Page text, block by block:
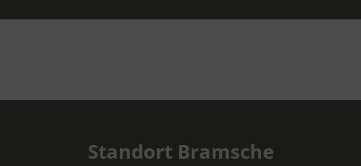
Standort Bramsche